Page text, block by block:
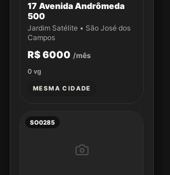
17 Avenida Andrômeda
500
Jardim Satélite • São José dos
Campos
R$ 6000 /mês
0 vg
MESMA CIDADE
SO0285